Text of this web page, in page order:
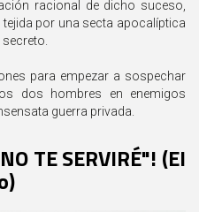
racional de dicho suceso,
por una secta apocalíptica
secreto.
para empezar a sospechar
dos hombres en enemigos
guerra privada.
TE SERVIRÉ"! (El